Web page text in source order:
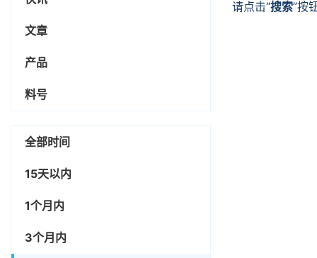
文章
产品
料号
全部时间
15天以内
1个月内
3个月内
请点击“搜索”按